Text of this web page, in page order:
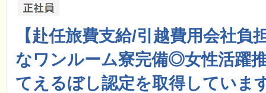
【赴任旅費支給/引越費用会社
なワンルーム寮完備◎女性活躍
てえるぼし認定を取得していま